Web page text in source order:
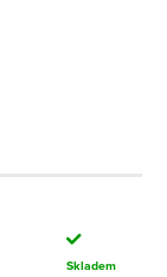
Skladem